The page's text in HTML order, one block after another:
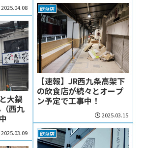
2025.04.08 飲食店
【速報】JR西九条高架下
の飲食店が続々とオープ
ン予定で工事中！
2025.03.15
大鍋
西九
2025.03.09 飲食店